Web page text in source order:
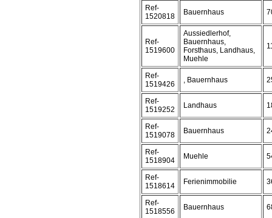
Ref-
1520818
Bauernhaus
Ref-
1519600
Aussiedlerhof,
Bauernhaus,
Forsthaus, Landhaus,
Muehle
Ref-
1519426
, Bauernhaus
Ref-
1519252
Landhaus
Ref-
1519078
Bauernhaus
Ref-
1518904
Muehle
Ref-
1518614
Ferienimmobilie
Ref-
1518556
Bauernhaus